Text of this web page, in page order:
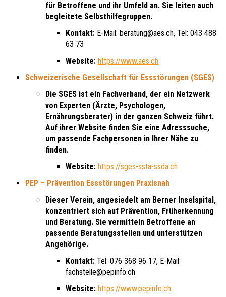
für Betroffene und ihr Umfeld an. Sie leiten auch
begleitete Selbsthilfegruppen.
Kontakt: E-Mail: beratung@aes.ch, Tel: 043 488
63 73
Website: https://www.aes.ch
Schweizerische Gesellschaft für Essstörungen (SGES)
Die SGES ist ein Fachverband, der ein Netzwerk
von Experten (Ärzte, Psychologen,
Ernährungsberater) in der ganzen Schweiz führt.
Auf ihrer Website finden Sie eine Adresssuche,
um passende Fachpersonen in Ihrer Nähe zu
finden.
Website: https://sges-ssta-ssda.ch
PEP – Prävention Essstörungen Praxisnah
Dieser Verein, angesiedelt am Berner Inselspital,
konzentriert sich auf Prävention, Früherkennung
und Beratung. Sie vermitteln Betroffene an
passende Beratungsstellen und unterstützen
Angehörige.
Kontakt: Tel: 076 368 96 17, E-Mail:
fachstelle@pepinfo.ch
Website: https://www.pepinfo.ch